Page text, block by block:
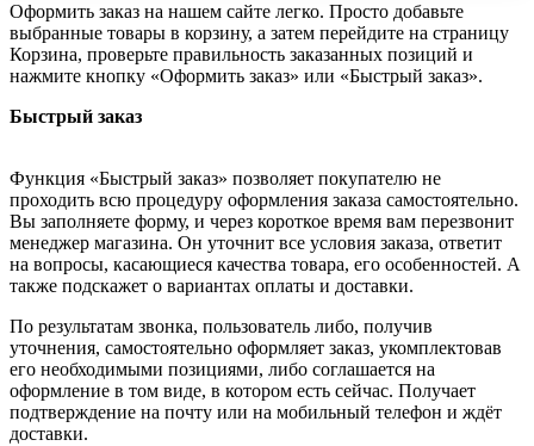
Оформить заказ на нашем сайте легко. Просто добавьте
выбранные товары в корзину, а затем перейдите на страницу
Корзина, проверьте правильность заказанных позиций и
нажмите кнопку «Оформить заказ» или «Быстрый заказ».
Быстрый заказ
Функция «Быстрый заказ» позволяет покупателю не
проходить всю процедуру оформления заказа самостоятельно.
Вы заполняете форму, и через короткое время вам перезвонит
менеджер магазина. Он уточнит все условия заказа, ответит
на вопросы, касающиеся качества товара, его особенностей. А
также подскажет о вариантах оплаты и доставки.
По результатам звонка, пользователь либо, получив
уточнения, самостоятельно оформляет заказ, укомплектовав
его необходимыми позициями, либо соглашается на
оформление в том виде, в котором есть сейчас. Получает
подтверждение на почту или на мобильный телефон и ждёт
доставки.